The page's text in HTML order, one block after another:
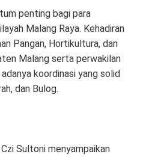
penting bagi para
Malang Raya. Kehadiran
Pangan, Hortikultura, dan
Malang serta perwakilan
koordinasi yang solid
dan Bulog.
Sultoni menyampaikan